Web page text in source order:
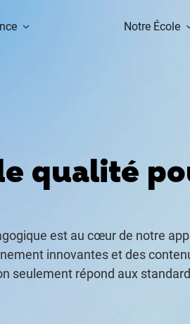
Notre École
qualité
est au cœur de notre
innovantes et des
seulement répond aux